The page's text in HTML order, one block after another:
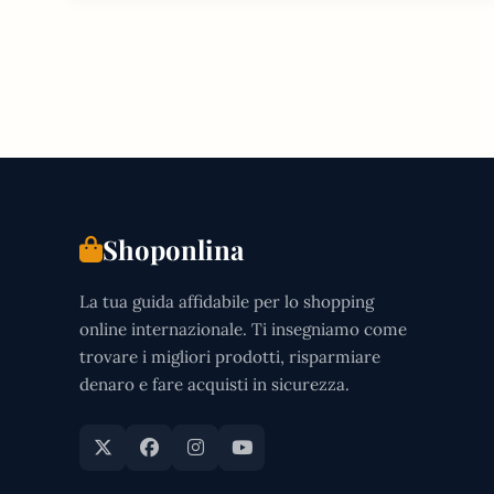
Shoponlina
La tua guida affidabile per lo shopping
online internazionale. Ti insegniamo come
trovare i migliori prodotti, risparmiare
denaro e fare acquisti in sicurezza.